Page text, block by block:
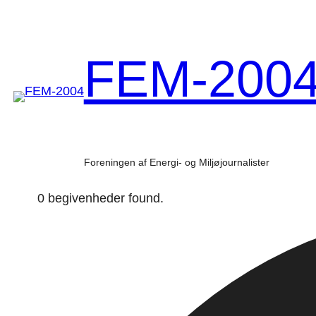
FEM-
Foreningen af Energi- og Miljøjournalister
0 begivenheder found.